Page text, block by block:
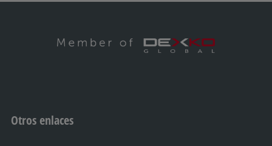
Otros enlaces